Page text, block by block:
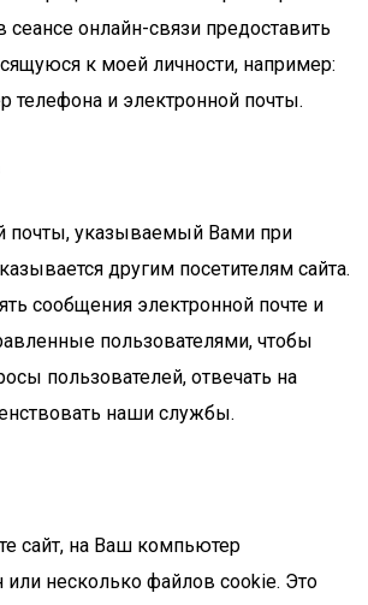
сеансе онлайн-связи предоставить
к моей личности, например:
телефона и электронной почты.
почты, указываемый Вами при
другим посетителям сайта.
сообщения электронной почте и
пользователями, чтобы
пользователей, отвечать на
наши службы.
сайт, на Ваш компьютер
или несколько файлов cookie. Это